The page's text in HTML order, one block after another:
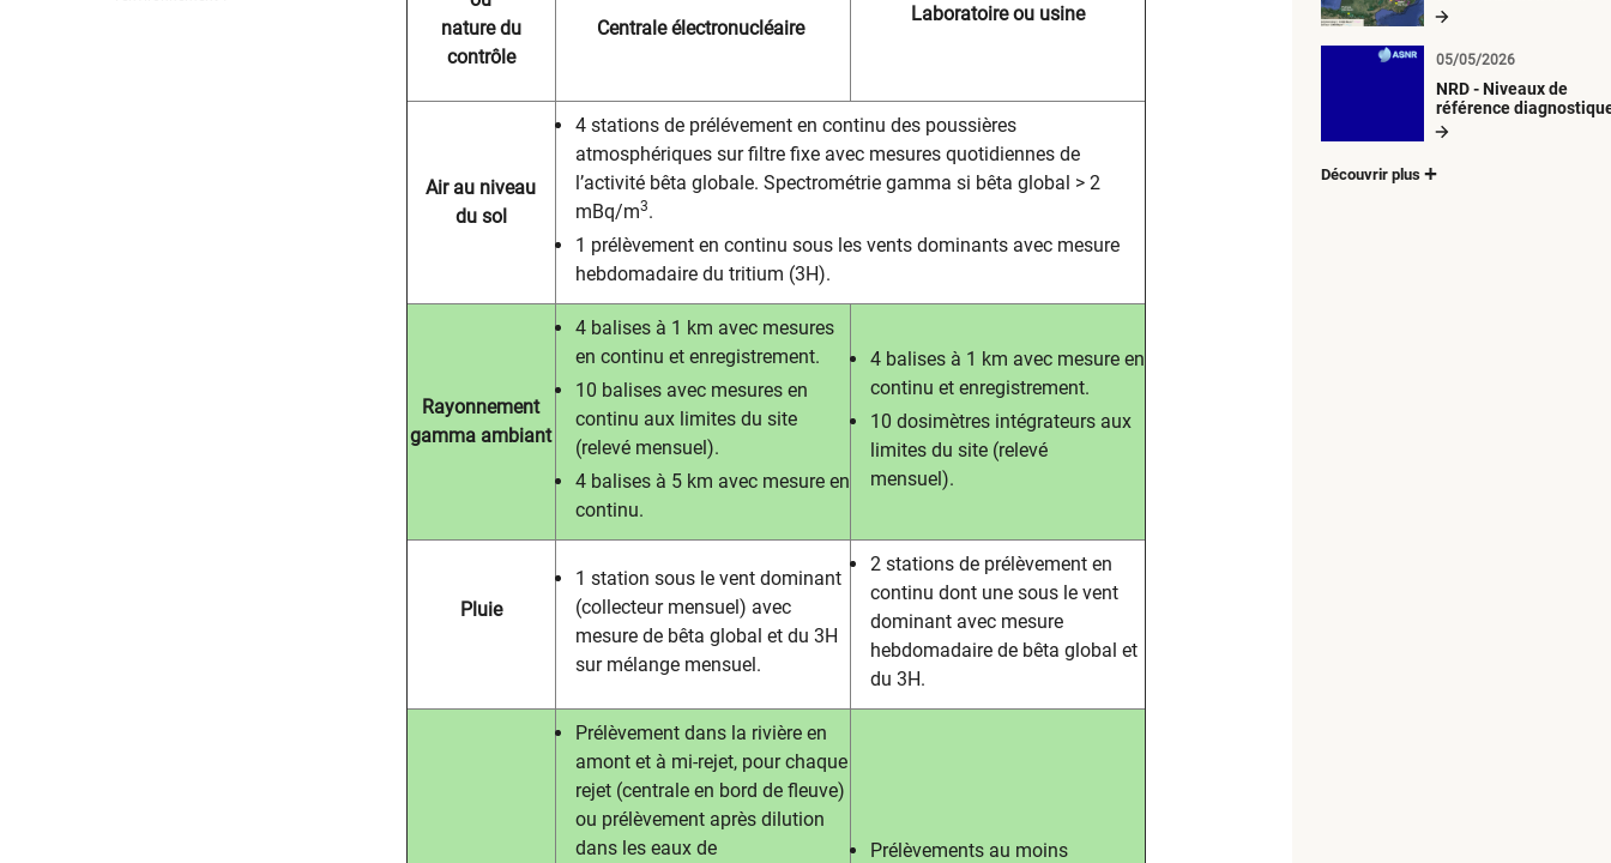
nature du
contrôle
Centrale électronucléaire
Laboratoire ou usine
Air au niveau
du sol
4 stations de prélévement en continu des poussières
atmosphériques sur filtre fixe avec mesures quotidiennes de
l’activité bêta globale. Spectrométrie gamma si bêta global > 2
mBq/m3.
1 prélèvement en continu sous les vents dominants avec mesure
hebdomadaire du tritium (3H).
Rayonnement
gamma ambiant
4 balises à 1 km avec mesures
en continu et enregistrement.
10 balises avec mesures en
continu aux limites du site
(relevé mensuel).
4 balises à 5 km avec mesure en
continu.
4 balises à 1 km avec mesure en
continu et enregistrement.
10 dosimètres intégrateurs aux
limites du site (relevé
mensuel).
Pluie
1 station sous le vent dominant
(collecteur mensuel) avec
mesure de bêta global et du 3H
sur mélange mensuel.
2 stations de prélèvement en
continu dont une sous le vent
dominant avec mesure
hebdomadaire de bêta global et
du 3H.
Prélèvement dans la rivière en
amont et à mi-rejet, pour chaque
rejet (centrale en bord de fleuve)
ou prélèvement après dilution
dans les eaux de
Prélèvements au moins
d’origine artificielle
NRD - Niveaux de
référence
05/05/2026
Découvrir plus